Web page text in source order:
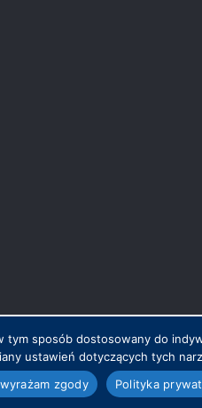
sposób dostosowany do
ustawień dotyczących tych
zgody Polityka